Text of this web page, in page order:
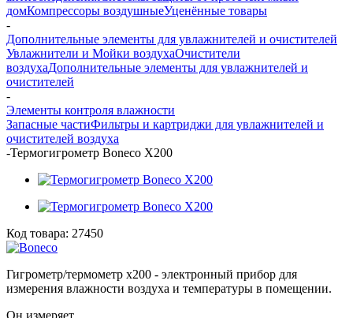
домКомпрессоры воздушныеУценённые товары
-
Дополнительные элементы для увлажнителей и очистителей
Увлажнители и Мойки воздухаОчистители
воздухаДополнительные элементы для увлажнителей и
очистителей
-
Элементы контроля влажности
Запасные частиФильтры и картриджи для увлажнителей и
очистителей воздуха
-Термогигрометр Boneco X200
Код товара: 27450
Гигрометр/термометр x200 - электронный прибор для
измерения влажности воздуха и температуры в помещении.
Он измеряет...